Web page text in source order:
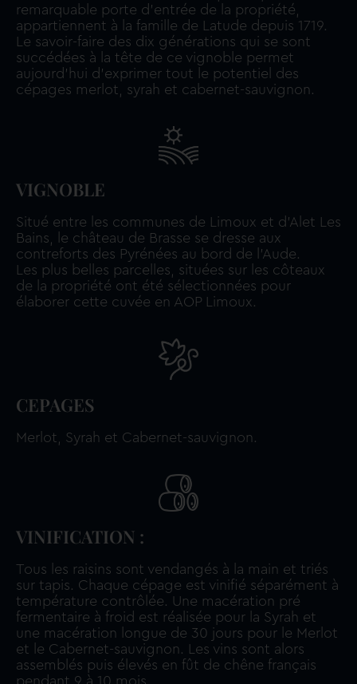
remarquable porte d’entrée de la propriété,
appartiennent à la famille de Latude depuis 1719.
Le savoir-faire des dix générations qui se sont
succédées à la tête de ce vignoble permet
aujourd’hui d’exprimer tout le potentiel des
cépages merlot, syrah et cabernet-sauvignon.
VIGNOBLE
Situé entre les communes de Limoux et d’Alet Les
Bains, le château de Brasse se dresse aux
contreforts des Pyrénées au bord de l’Aude.
Les plus belles parcelles, situées sur les côteaux
de la propriété ont été sélectionnées pour
élaborer cette cuvée en AOP Limoux.
CEPAGES
Merlot, Syrah et Cabernet-sauvignon.
VINIFICATION :
Tous les raisins sont vendangés à la main et triés
sur tapis. Chaque cépage est vinifié séparément à
température contrôlée. Une macération pré
fermentaire à froid est réalisée pour la Syrah et
une macération longue de 30 jours pour le Merlot
et le Cabernet-sauvignon. Les vins sont alors
assemblés puis élevés en fût de chêne français
pendant 9 à 10 mois.